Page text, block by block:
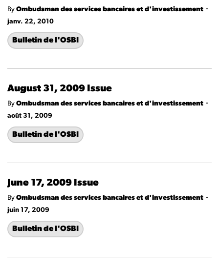
By Ombudsman des services bancaires et d'investissement -
janv. 22, 2010
Bulletin de l'OSBI
August 31, 2009 Issue
By Ombudsman des services bancaires et d'investissement -
août 31, 2009
Bulletin de l'OSBI
June 17, 2009 Issue
By Ombudsman des services bancaires et d'investissement -
juin 17, 2009
Bulletin de l'OSBI